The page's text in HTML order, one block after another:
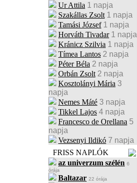
Ur Attila 1 napja
Szakállas Zsolt 1 napja
Tamási József 1 napja
Horváth Tivadar 1 napja
Kránicz Szilvia 1 napja
Tímea Lantos 2 napja
Péter Béla 2 napja
Orbán Zsolt 2 napja
Kosztolányi Mária 3
napja
Nemes Máté 3 napja
Tikkel Lajos 4 napja
Francesco de Orellana 5
napja
Vezsenyi Ildikó 7 napja
FRISS NAPLÓK
az univerzum szélén 6
órája
Baltazar 22 órája